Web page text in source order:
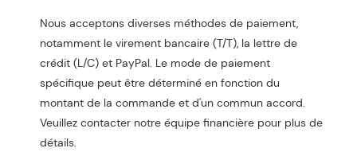
Nous acceptons diverses méthodes de paiement,
notamment le virement bancaire (T/T), la lettre de
crédit (L/C) et PayPal. Le mode de paiement
spécifique peut être déterminé en fonction du
montant de la commande et d'un commun accord.
Veuillez contacter notre équipe financière pour plus de
détails.